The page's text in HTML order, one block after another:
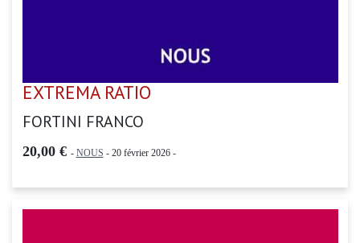
EXTREMA RATIO
FORTINI FRANCO
20,00 € - NOUS - 20 février 2026 -